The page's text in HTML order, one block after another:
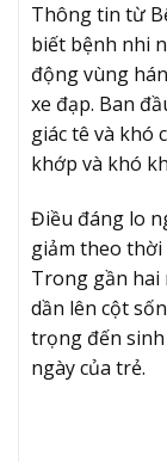
Thông tin từ
biết bệnh nhi
động vùng
xe đạp. Ban
giác tê và khó
khớp và khó
Điều đáng lo
giảm theo thời
Trong gần hai
dần lên cột
trọng đến
ngày của trẻ.